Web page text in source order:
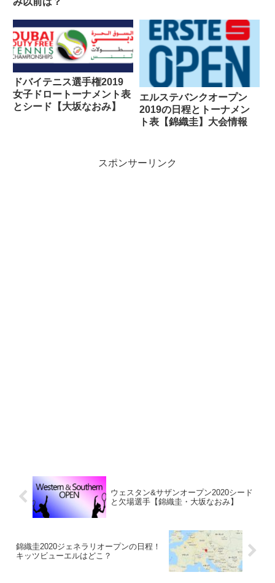
ドバイテニス選手権2019
女子ドロートーナメント表
とシード【大坂なおみ】
エルステバンクオープン
2019の日程とトーナメン
ト表【錦織圭】大会情報
スポンサーリンク
ウェスタン&サザンオープン2020シード
と欠場選手【錦織圭・大坂なおみ】
錦織圭2020ジェネラリオープンの日程！
キッツビューエルはどこ？